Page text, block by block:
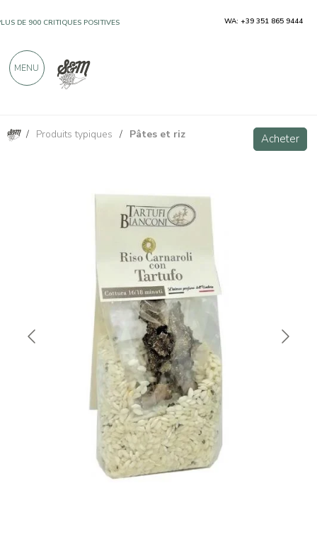
/ Produits typiques / Pâtes et riz Acheter
Riz Carnaroli à la truffe 300 g Acheter
DE 900 CRITIQUES POSITIVES WA: +39 351 865 9444
MENU